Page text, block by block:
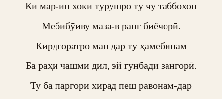
Ки мар-ин хоки турушро ту чу таббохон
Мебибӯиву маза-в ранг биёчорӣ.
Кирдгоратро ман дар ту ҳамебинам
Ба раҳи чашми дил, эй гунбади зангорӣ.
Ту ба паргори хирад пеш равонам-дар